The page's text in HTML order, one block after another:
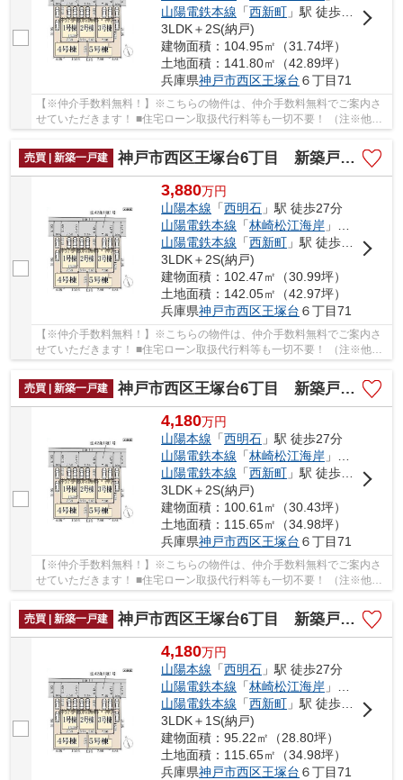
山陽電鉄本線 「西新町 」駅 徒歩41分
3LDK＋2S(納戸)
建物面積：104.95㎡（31.74坪）
土地面積：141.80㎡（42.89坪）
兵庫県神戸市西区王塚台 ６丁目71
【※仲介手数料無料！】※こちらの物件は、仲介手数料無料でご案内さ
せていただきます！ ■住宅ローン取扱代行料等も一切不要！ （注※他社
売買 | 新築一戸建
神戸市西区王塚台6丁目 新築戸建5号棟 仲介手数料無料！
3,880万円
山陽本線 「西明石 」駅 徒歩27分
山陽電鉄本線 「林崎松江海岸 」駅 徒歩46分
山陽電鉄本線 「西新町 」駅 徒歩41分
3LDK＋2S(納戸)
建物面積：102.47㎡（30.99坪）
土地面積：142.05㎡（42.97坪）
兵庫県神戸市西区王塚台 ６丁目71
【※仲介手数料無料！】※こちらの物件は、仲介手数料無料でご案内さ
せていただきます！ ■住宅ローン取扱代行料等も一切不要！ （注※他社
売買 | 新築一戸建
神戸市西区王塚台6丁目 新築戸建1号棟 仲介手数料無料！
4,180万円
山陽本線 「西明石 」駅 徒歩27分
山陽電鉄本線 「林崎松江海岸 」駅 徒歩46分
山陽電鉄本線 「西新町 」駅 徒歩41分
3LDK＋2S(納戸)
建物面積：100.61㎡（30.43坪）
土地面積：115.65㎡（34.98坪）
兵庫県神戸市西区王塚台 ６丁目71
【※仲介手数料無料！】※こちらの物件は、仲介手数料無料でご案内さ
せていただきます！ ■住宅ローン取扱代行料等も一切不要！ （注※他社
売買 | 新築一戸建
神戸市西区王塚台6丁目 新築戸建2号棟 仲介手数料無料！
4,180万円
山陽本線 「西明石 」駅 徒歩27分
山陽電鉄本線 「林崎松江海岸 」駅 徒歩46分
山陽電鉄本線 「西新町 」駅 徒歩41分
3LDK＋1S(納戸)
建物面積：95.22㎡（28.80坪）
土地面積：115.65㎡（34.98坪）
兵庫県神戸市西区王塚台 ６丁目71